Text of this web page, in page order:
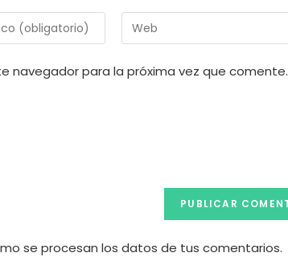
Introduce
la
de
navegador para la próxima vez que comente.
se procesan los datos de tus comentarios.